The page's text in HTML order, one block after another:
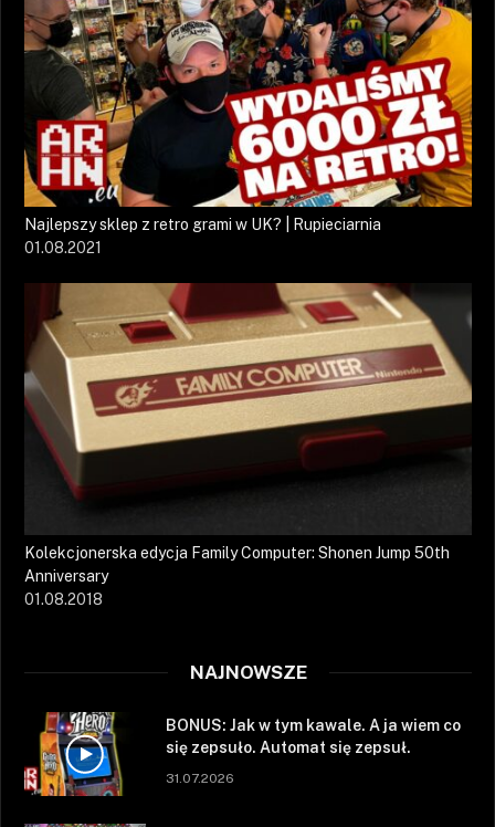
Najlepszy sklep z retro grami w UK? | Rupieciarnia
01.08.2021
Kolekcjonerska edycja Family Computer: Shonen Jump 50th
Anniversary
01.08.2018
NAJNOWSZE
BONUS: Jak w tym kawale. A ja wiem co
się zepsuło. Automat się zepsuł.
31.07.2026